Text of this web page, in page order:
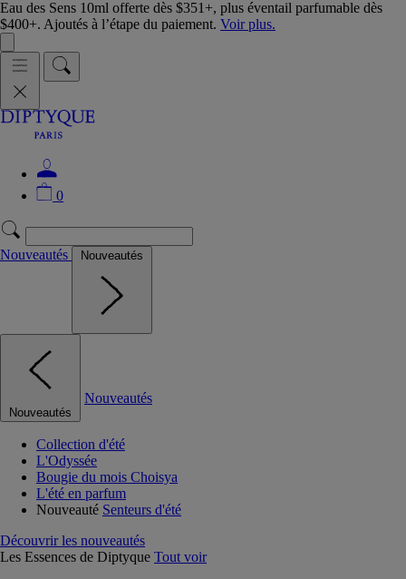
Eau des Sens 10ml offerte dès $351+, plus éventail parfumable dès
$400+. Ajoutés à l’étape du paiement. Voir plus.
0
Nouveautés Nouveautés
Nouveautés
Nouveautés
Collection d'été
L'Odyssée
Bougie du mois Choisya
L'été en parfum
Nouveauté Senteurs d'été
Découvrir les nouveautés
Les Essences de Diptyque Tout voir